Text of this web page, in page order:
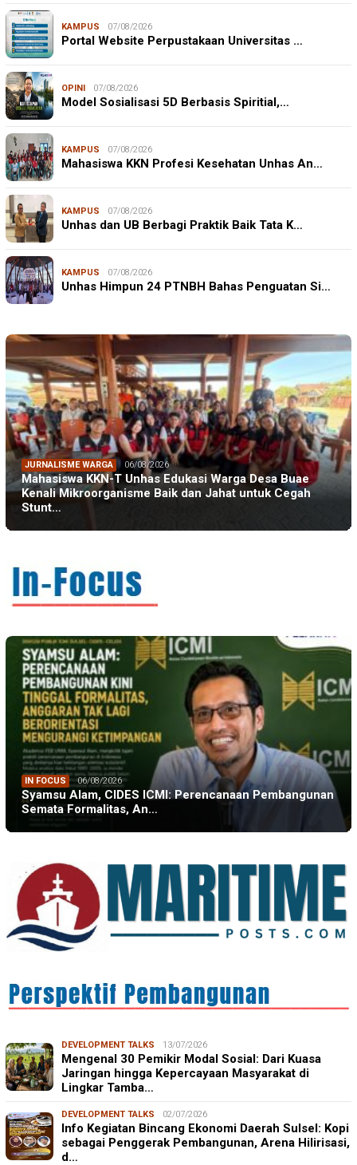
KAMPUS 07/08/2026
Portal Website Perpustakaan Universitas …
OPINI 07/08/2026
Model Sosialisasi 5D Berbasis Spiritial,…
KAMPUS 07/08/2026
Mahasiswa KKN Profesi Kesehatan Unhas An…
KAMPUS 07/08/2026
Unhas dan UB Berbagi Praktik Baik Tata K…
KAMPUS 07/08/2026
Unhas Himpun 24 PTNBH Bahas Penguatan Si…
JURNALISME WARGA 06/08/2026
Mahasiswa KKN-T Unhas Edukasi Warga Desa Buae
Kenali Mikroorganisme Baik dan Jahat untuk Cegah
Stunt…
IN FOCUS 06/08/2026
Syamsu Alam, CIDES ICMI: Perencanaan Pembangunan
Semata Formalitas, An…
DEVELOPMENT TALKS 13/07/2026
Mengenal 30 Pemikir Modal Sosial: Dari Kuasa
Jaringan hingga Kepercayaan Masyarakat di
Lingkar Tamba…
DEVELOPMENT TALKS 02/07/2026
Info Kegiatan Bincang Ekonomi Daerah Sulsel: Kopi
sebagai Penggerak Pembangunan, Arena Hilirisasi,
d…